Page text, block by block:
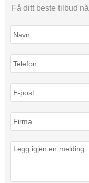
Få ditt beste tilbud